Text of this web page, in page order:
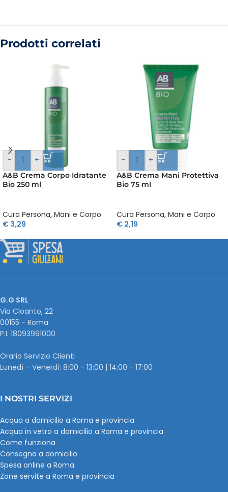
Prodotti correlati
- +
A&B Crema Corpo Idratante
Bio 250 ml
Cura Persona, Mani e Corpo
€ 3,29
- +
A&B Crema Mani Protettiva
Bio 75 ml
Cura Persona, Mani e Corpo
€ 2,19
G.G SRL
Via Cloanto, 22
00155 - Roma
P.I. ‭18093991000
Orario Servizio Clienti
Lunedì – Venerdì: 8:00 - 13:00 | 14:00 - 17:00
I NOSTRI SERVIZI
Acqua a domicilio a Roma e provincia
Acqua in vetro a domicilio a Roma e provincia
Come funziona
Consegna a domicilio
Spesa online a Roma
Zone servite a Roma e provincia